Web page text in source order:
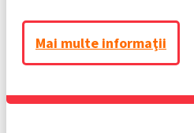
Mai multe informaţii